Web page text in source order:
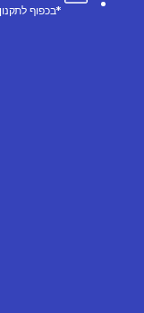
*בכפוף לתקנון